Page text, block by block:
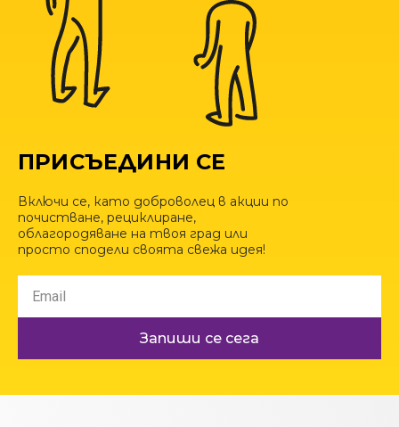
ПРИСЪЕДИНИ СЕ
Включи се, като доброволец в акции по
почистване, рециклиране,
облагородяване на твоя град или
просто сподели своята свежа идея!
Запиши се сега